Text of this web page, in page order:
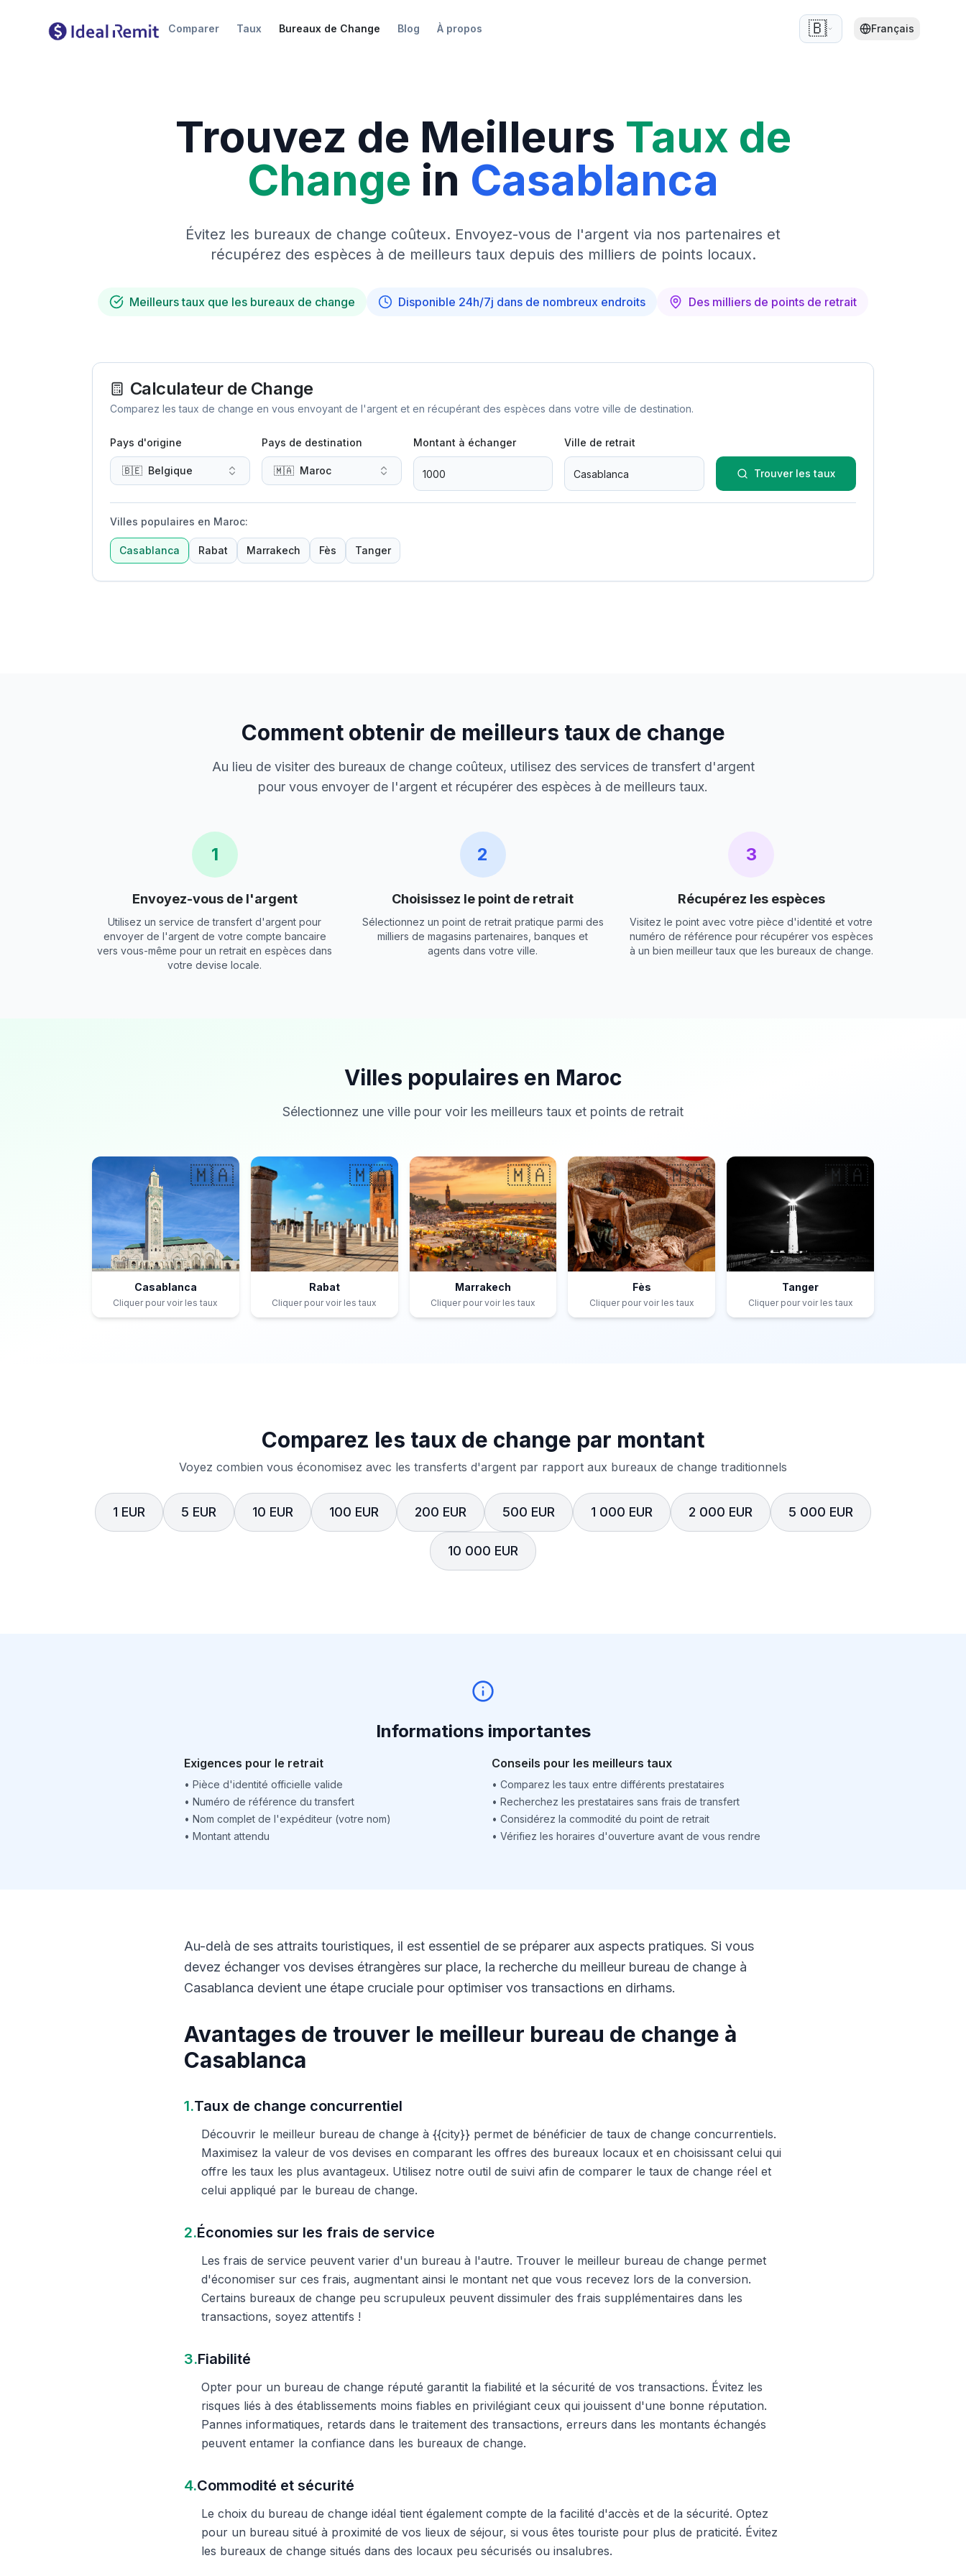
Comparer Taux Bureaux de Change Blog À propos 🇧🇪 Français
Trouvez de Meilleurs Taux de
Change in Casablanca
Évitez les bureaux de change coûteux. Envoyez-vous de l'argent via nos partenaires et
récupérez des espèces à de meilleurs taux depuis des milliers de points locaux.
Meilleurs taux que les bureaux de change Disponible 24h/7j dans de nombreux endroits Des milliers de points de retrait
Calculateur de Change
Comparez les taux de change en vous envoyant de l'argent et en récupérant des espèces dans votre ville de destination.
Pays d'origine
🇧🇪 Belgique
Pays de destination
🇲🇦 Maroc
Montant à échanger Ville de retrait
Trouver les taux
Villes populaires en Maroc:
Casablanca Rabat Marrakech Fès Tanger
Comment obtenir de meilleurs taux de change
Au lieu de visiter des bureaux de change coûteux, utilisez des services de transfert d'argent
pour vous envoyer de l'argent et récupérer des espèces à de meilleurs taux.
1
Envoyez-vous de l'argent
Utilisez un service de transfert d'argent pour
envoyer de l'argent de votre compte bancaire
vers vous-même pour un retrait en espèces dans
votre devise locale.
2
Choisissez le point de retrait
Sélectionnez un point de retrait pratique parmi des
milliers de magasins partenaires, banques et
agents dans votre ville.
3
Récupérez les espèces
Visitez le point avec votre pièce d'identité et votre
numéro de référence pour récupérer vos espèces
à un bien meilleur taux que les bureaux de change.
Villes populaires en Maroc
Sélectionnez une ville pour voir les meilleurs taux et points de retrait
🇲🇦
Casablanca
Cliquer pour voir les taux
🇲🇦
Rabat
Cliquer pour voir les taux
🇲🇦
Marrakech
Cliquer pour voir les taux
🇲🇦
Fès
Cliquer pour voir les taux
🇲🇦
Tanger
Cliquer pour voir les taux
Comparez les taux de change par montant
Voyez combien vous économisez avec les transferts d'argent par rapport aux bureaux de change traditionnels
1 EUR 5 EUR 10 EUR 100 EUR 200 EUR 500 EUR 1 000 EUR 2 000 EUR 5 000 EUR
10 000 EUR
Informations importantes
Exigences pour le retrait
• Pièce d'identité officielle valide
• Numéro de référence du transfert
• Nom complet de l'expéditeur (votre nom)
• Montant attendu
Conseils pour les meilleurs taux
• Comparez les taux entre différents prestataires
• Recherchez les prestataires sans frais de transfert
• Considérez la commodité du point de retrait
• Vérifiez les horaires d'ouverture avant de vous rendre
Au-delà de ses attraits touristiques, il est essentiel de se préparer aux aspects pratiques. Si vous
devez échanger vos devises étrangères sur place, la recherche du meilleur bureau de change à
Casablanca devient une étape cruciale pour optimiser vos transactions en dirhams.
Avantages de trouver le meilleur bureau de change à
Casablanca
1.Taux de change concurrentiel
Découvrir le meilleur bureau de change à {{city}} permet de bénéficier de taux de change concurrentiels.
Maximisez la valeur de vos devises en comparant les offres des bureaux locaux et en choisissant celui qui
offre les taux les plus avantageux. Utilisez notre outil de suivi afin de comparer le taux de change réel et
celui appliqué par le bureau de change.
2.Économies sur les frais de service
Les frais de service peuvent varier d'un bureau à l'autre. Trouver le meilleur bureau de change permet
d'économiser sur ces frais, augmentant ainsi le montant net que vous recevez lors de la conversion.
Certains bureaux de change peu scrupuleux peuvent dissimuler des frais supplémentaires dans les
transactions, soyez attentifs !
3.Fiabilité
Opter pour un bureau de change réputé garantit la fiabilité et la sécurité de vos transactions. Évitez les
risques liés à des établissements moins fiables en privilégiant ceux qui jouissent d'une bonne réputation.
Pannes informatiques, retards dans le traitement des transactions, erreurs dans les montants échangés
peuvent entamer la confiance dans les bureaux de change.
4.Commodité et sécurité
Le choix du bureau de change idéal tient également compte de la facilité d'accès et de la sécurité. Optez
pour un bureau situé à proximité de vos lieux de séjour, si vous êtes touriste pour plus de praticité. Évitez
les bureaux de change situés dans des locaux peu sécurisés ou insalubres.